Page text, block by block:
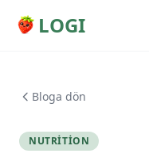
LOGI
Bloga dön
NUTRITION